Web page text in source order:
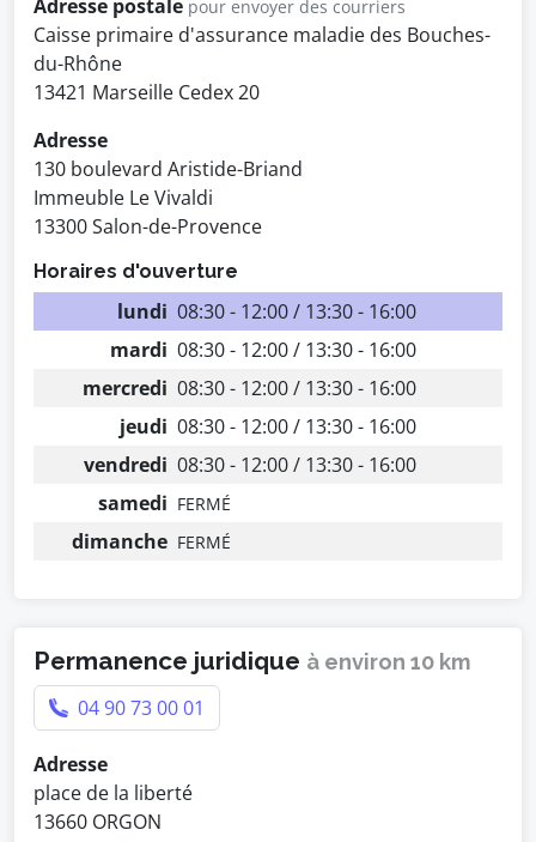
Adresse postale pour envoyer des courriers
Caisse primaire d'assurance maladie des Bouches-
du-Rhône
13421 Marseille Cedex 20
Adresse
130 boulevard Aristide-Briand
Immeuble Le Vivaldi
13300 Salon-de-Provence
Horaires d'ouverture
lundi 08:30 - 12:00 / 13:30 - 16:00
mardi 08:30 - 12:00 / 13:30 - 16:00
mercredi 08:30 - 12:00 / 13:30 - 16:00
jeudi 08:30 - 12:00 / 13:30 - 16:00
vendredi 08:30 - 12:00 / 13:30 - 16:00
samedi FERMÉ
dimanche FERMÉ
Permanence juridique à environ 10 km
04 90 73 00 01
Adresse
place de la liberté
13660 ORGON